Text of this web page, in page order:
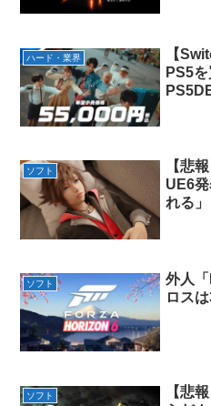
【悲報】人気プロゲーマーと結
ペクトラム症」診断にショックで
海外「全部日本の真似だったの
最新SNSの数十年先を行ってい
【ウマ娘】ジェンティル「そろ
【エ●漫画】乱交物のエ●漫画←こ
【競馬】あの武ルメ痛バッグの
ト！
【学マス】AIライザに対抗して
昭和戦隊のロボデザイン、配信
【デレマス】 仮面ライダーバロ
タトゥー彫り師さん「刺青入れ
生ｗｗｗｗｗｗ
【悲報】「美人すぎる県警本部長
本屋に現れた異臭＆浮浪者風の
本気で困惑ｗｗｗ
ハード・業界
【
PS5
ソフト
【悲
UE6
れる」
ソフト
外人
ロス
ソフト
【悲